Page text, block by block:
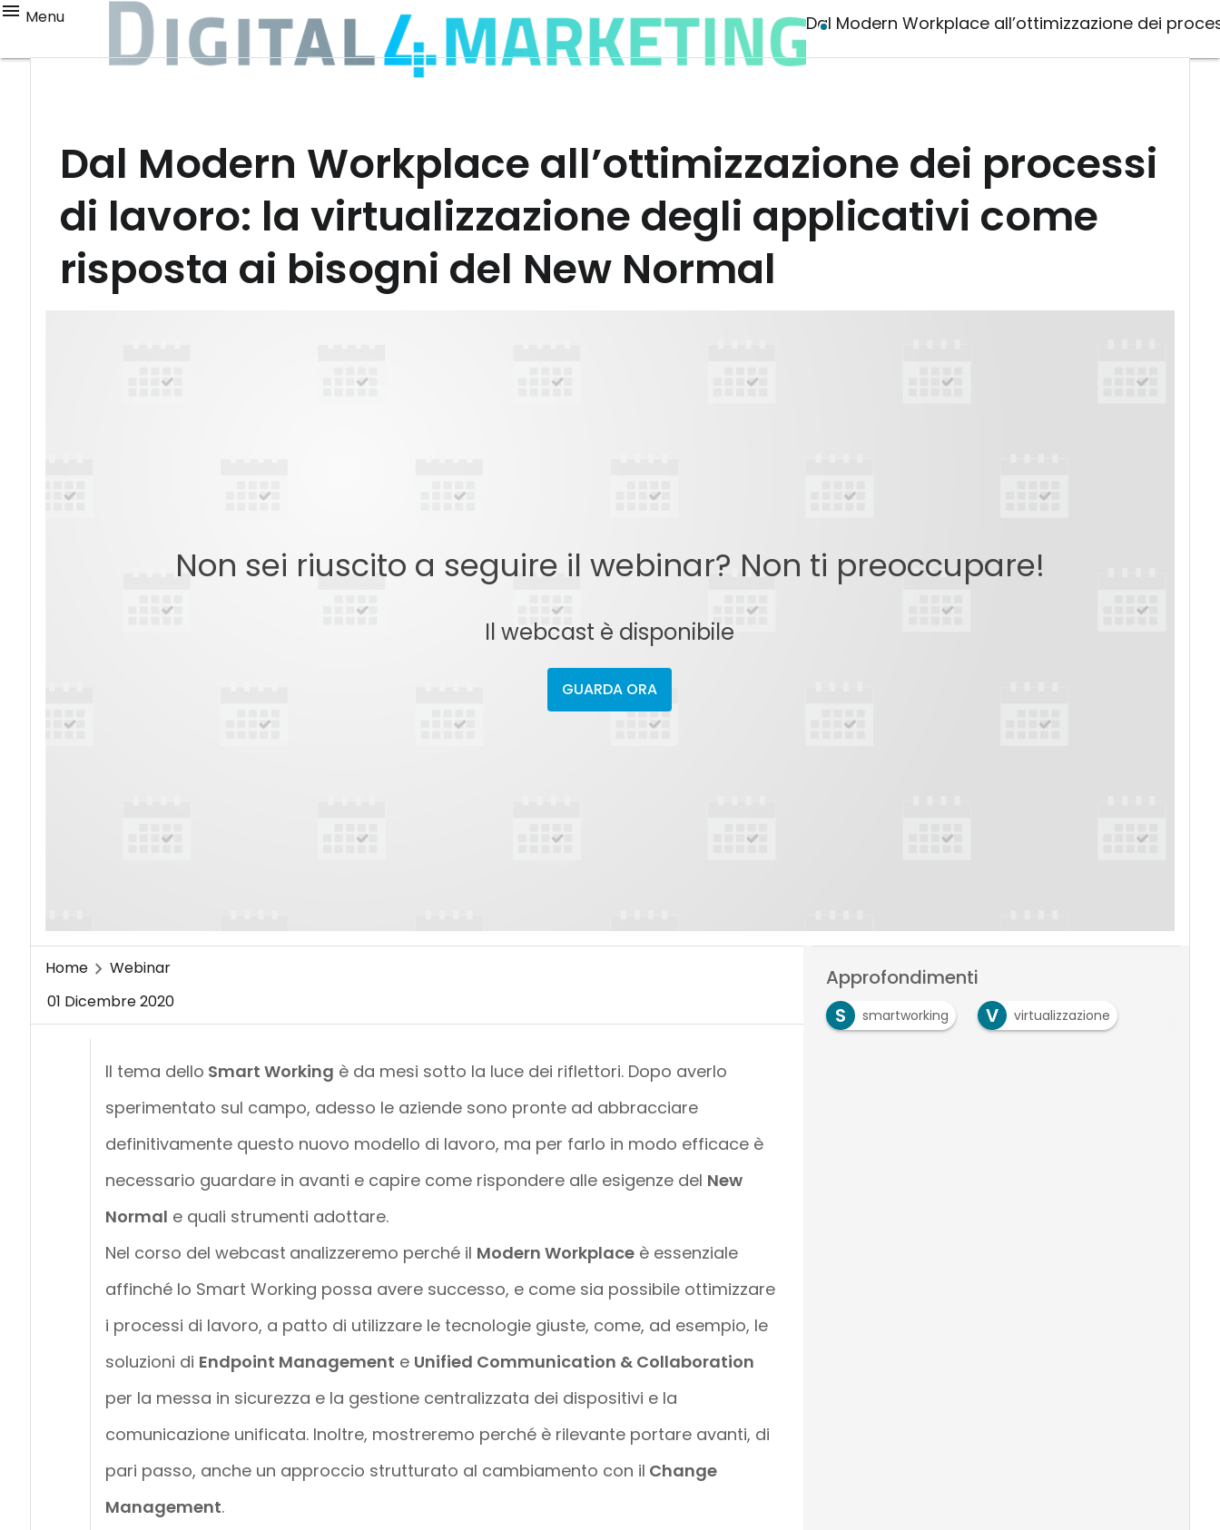
Menu Dal Modern Workplace all’ottimizzazione dei
Dal Modern Workplace all’ottimizzazione dei processi
di lavoro: la virtualizzazione degli applicativi come
risposta ai bisogni del New Normal
Non sei riuscito a seguire il webinar? Non ti preoccupare!
Il webcast è disponibile
GUARDA ORA
Home
Webinar
01 Dicembre 2020
Il tema dello Smart Working è da mesi sotto la luce dei riflettori. Dopo averlo
sperimentato sul campo, adesso le aziende sono pronte ad abbracciare
definitivamente questo nuovo modello di lavoro, ma per farlo in modo efficace è
necessario guardare in avanti e capire come rispondere alle esigenze del New
Normal e quali strumenti adottare.
Nel corso del webcast analizzeremo perché il Modern Workplaceè essenziale
affinché lo Smart Working possa avere successo, e come sia possibile ottimizzare
i processi di lavoro, a patto di utilizzare le tecnologie giuste, come, ad esempio, le
soluzioni di Endpoint Management e Unified Communication & Collaboration
per la messa in sicurezza e la gestione centralizzata dei dispositivi e la
comunicazione unificata. Inoltre, mostreremo perché è rilevante portare avanti, di
pari passo, anche un approccio strutturato al cambiamento con il Change
Management.
Approfondimenti
S
smartworking V virtualizzazione